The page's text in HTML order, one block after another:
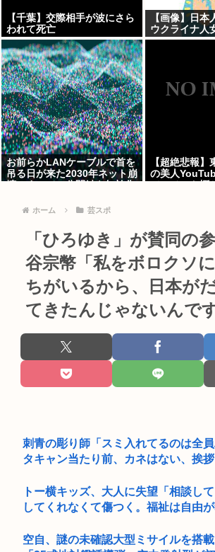
【千葉】交際相手が波にさら
われて死亡
【画像】日
ウクライナ人
www
お前らかLANケーブルで首を
吊る日が来た2030年ネット崩
【超絶悲報
の美人
ホーム 芸スポ
「ひろゆき」が賛同の
谷宗幣「私をボロクソ
ちがいるから、日本が
てきたんじゃないんで
刺青の彫り師「スミ入れてるのは全
タキャン当たり前、カネはない、挨
トー横キッズ、大人に失望「相談し
してくれなくて傷つく。福祉は自由が
空自、謎の未確認大型ミサイルを搭